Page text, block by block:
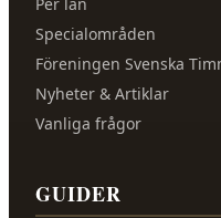
Specialområden
Föreningen Svenska
Nyheter & Artiklar
Vanliga frågor
GUIDER